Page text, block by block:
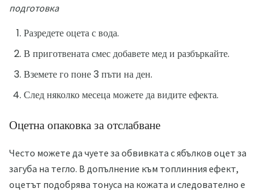
подготовка
Разредете оцета с вода.
В приготвената смес добавете мед и разбъркайте.
Вземете го поне 3 пъти на ден.
След няколко месеца можете да видите ефекта.
Оцетна опаковка за отслабване
Често можете да чуете за обвивката с ябълков оцет за
загуба на тегло. В допълнение към топлинния ефект,
оцетът подобрява тонуса на кожата и следователно е